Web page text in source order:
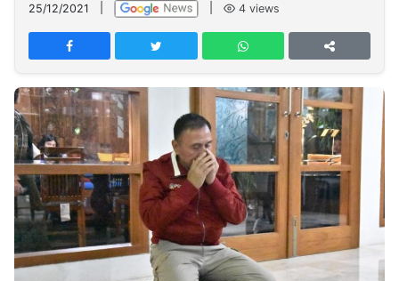
Network
PT
TREETAN
MULTIMEDIA
INDONESIA
Partner
Insight
NTB
Suara
Time
Lens
IDN
Daily
Jogja
Jalan
Rakyat
Idealita
News
Kita
Notice
Dinamikapost.com
Radar
Baru
Seedbacklink
25/12/2021 4 views